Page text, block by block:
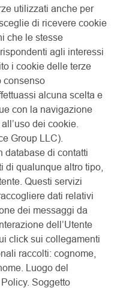
utilizzati anche per
di ricevere cookie
che le stesse
agli interessi
i cookie delle terze
consenso
alcuna scelta e
con la navigazione
dei cookie.
Group LLC).
database di contatti
di qualunque altro tipo,
Questi servizi
dati relativi
dei messaggi da
dell’Utente
click sui collegamenti
raccolti: cognome,
Luogo del
Soggetto